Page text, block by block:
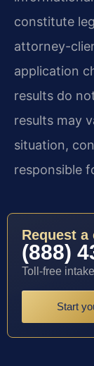
constitute
attorney-
application
results do
results may
situation,
responsible
Request
(888)
Toll-free
Start